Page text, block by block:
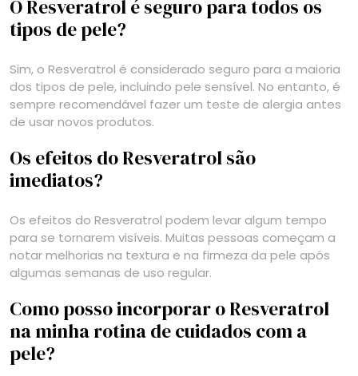
O Resveratrol é seguro para todos os
tipos de pele?
Sim, o Resveratrol é considerado seguro para a maioria
dos tipos de pele, incluindo pele sensível. No entanto, é
sempre recomendável fazer um teste de alergia antes
de usar novos produtos.
Os efeitos do Resveratrol são
imediatos?
Os efeitos do Resveratrol podem levar algum tempo
para se tornarem visíveis. Muitas pessoas começam a
notar melhorias na textura e na firmeza da pele após
algumas semanas de uso regular.
Como posso incorporar o Resveratrol
na minha rotina de cuidados com a
pele?